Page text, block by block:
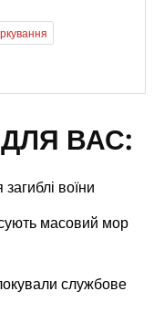
ВАС:
воїни
масовий мор
службове